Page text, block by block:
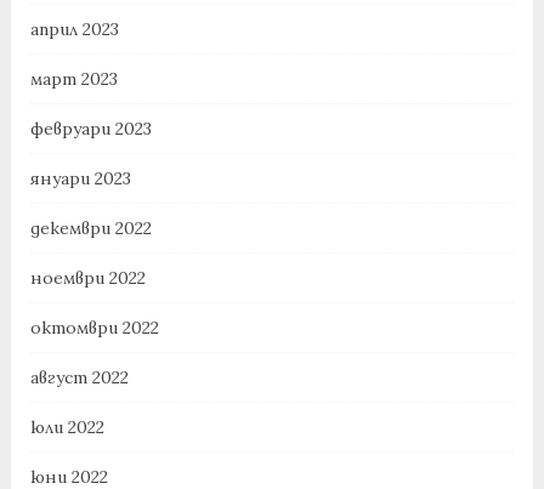
април 2023
март 2023
февруари 2023
януари 2023
декември 2022
ноември 2022
октомври 2022
август 2022
юли 2022
юни 2022